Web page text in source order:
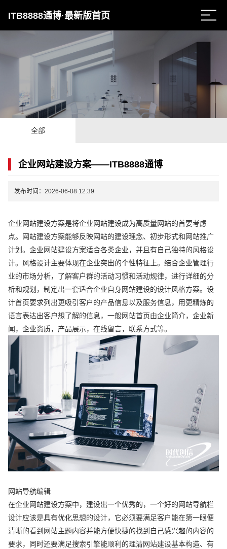
ITB8888通博·最新版首页
全部
企业网站建设方案——ITB8888通博
发布时间：2026-06-08 12:39
企业网站建设方案是将企业网站建设成为高质量网站的首要考虑
点。网站建设方案能够反映网站的建设理念、初步形式和网站推广
计划。企业网站建设方案适合各类企业，并且有自己独特的风格设
计。风格设计主要体现在企业突出的个性特征上。结合企业管理行
业的市场分析，了解客户群的活动习惯和活动规律，进行详细的分
析和规划，制定出一套适合企业自身网站建设的设计风格方案。设
计首页要求列出更吸引客户的产品信息以及服务信息，用更精炼的
语言表达出客户想了解的信息，一般网站首页由企业简介，企业新
闻，企业资质，产品展示，在线留言，联系方式等。
网站导航编辑
在企业网站建设方案中，建设出一个优秀的，一个好的网站导航栏
设计应该是具有优化思想的设计，它必须要满足客户能在第一眼便
清晰的看到网站主题内容并能方便快捷的找到自己感兴趣的内容的
要求，同时还要满足搜索引擎能顺利的理清网站建设基本构造、有